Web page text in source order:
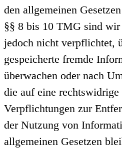
den allgemeinen
§§ 8 bis 10 TMG sind wir
jedoch nicht verpflichtet,
gespeicherte fremde
überwachen oder nach
die auf eine
Verpflichtungen zur
der Nutzung von
allgemeinen Gesetzen